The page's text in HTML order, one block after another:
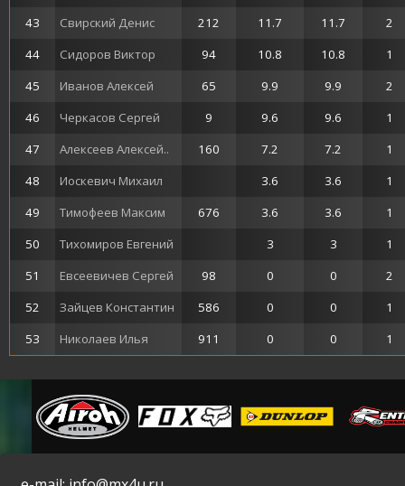
43
Свирский Денис 212 11.7 11.7
2
44
Сидоров Виктор 94 10.8 10.8
1
45
Иванов Алексей 65 9.9 9.9
2
46
Черкасов Сергей 9 9.6 9.6
1
47
Алексеев Алексей.. 160 7.2 7.2
1
48
Иоскевич Михаил 3.6 3.6
1
49
Тимофеев Максим 676 3.6 3.6
1
50
Тихомиров Евгений 3 3
1
51
Евсеевичев Сергей 98 0 0
2
52
Зайцев Константин 586 0 0
1
53
Николаев Илья 911 0 0 1